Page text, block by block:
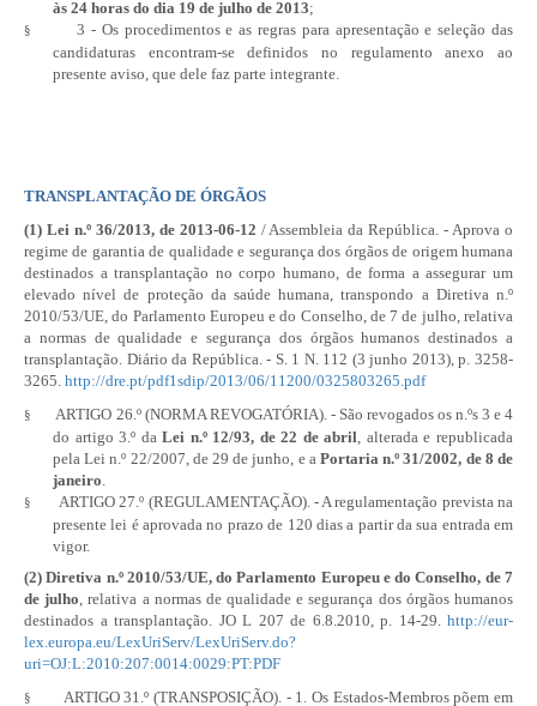
às 24 horas do dia 19 de julho de 2013;
§
3 - Os procedimentos e as regras para apresentação e seleção das
candidaturas encontram-se definidos no regulamento anexo ao
presente aviso, que dele faz parte integrante.
TRANSPLANTAÇÃO DE ÓRGÃOS
(1) Lei n.º 36/2013, de 2013-06-12 / Assembleia da República. - Aprova o
regime de garantia de qualidade e segurança dos órgãos de origem humana
destinados a transplantação no corpo humano, de forma a assegurar um
elevado nível de proteção da saúde humana, transpondo a Diretiva n.º
2010/53/UE, do Parlamento Europeu e do Conselho, de 7 de julho, relativa
a normas de qualidade e segurança dos órgãos humanos destinados a
transplantação. Diário da República. - S. 1 N. 112 (3 junho 2013), p. 3258-
3265. http://dre.pt/pdf1sdip/2013/06/11200/0325803265.pdf
§
ARTIGO 26.º (NORMA REVOGATÓRIA). - São revogados os n.ºs 3 e 4
do artigo 3.º daLei n.º 12/93, de 22 de abril, alterada e republicada
pelaLei n.º 22/2007, de 29 de junho, e aPortaria n.º 31/2002, de 8 de
janeiro.
§
ARTIGO 27.º (REGULAMENTAÇÃO). - A regulamentação prevista na
presente lei é aprovada no prazo de 120 dias a partir da sua entrada em
vigor.
(2) Diretiva n.º 2010/53/UE, do Parlamento Europeu e do Conselho, de 7
de julho, relativa a normas de qualidade e segurança dos órgãos humanos
destinados a transplantação. JO L 207 de 6.8.2010, p. 14-29. http://eur-
lex.europa.eu/LexUriServ/LexUriServ.do?
uri=OJ:L:2010:207:0014:0029:PT:PDF
§ ARTIGO 31.º (TRANSPOSIÇÃO). - 1. Os Estados-Membros põem em